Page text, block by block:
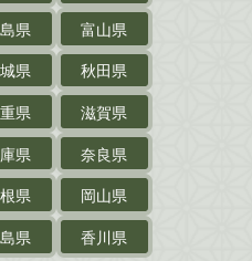
推理小説
・バス
紙物・資料
朝鮮・
料
県
富山県
県
秋田県
県
滋賀県
県
奈良県
県
岡山県
県
香川県